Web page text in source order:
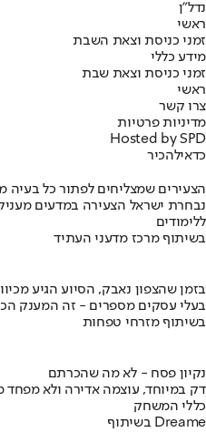
נדל"ן
ראשי
זמני כניסת וצאת השבת
מידע כללי
זמני כניסת וצאת שבת
ראשי
צרו קשר
מדיניות פרטיות
Hosted by SPD
כדאילהכיר
הצעירים שמצליחים לפתור כל בעיה
נבחרת ישראל הצעירה במדעים
ללימודים
בשיתוף מרכז מדעני העתיד
בזמן שהצפון נאבק, הסיוע הגיע
בעלי עסקים מספרים - זה המענק
בשיתוף מזרחי טפחות
נקיון פסח - לא מה שהכרתם
דק במיוחד, עוצמה אדירה ולא
כללי המשחק
בשיתוף Dreame